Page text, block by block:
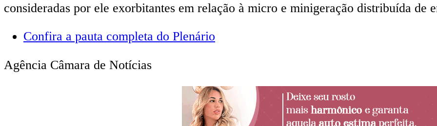
consideradas por ele exorbitantes em relação à micro e minigeração distribuída de
Confira a pauta completa do Plenário
Agência Câmara de Notícias